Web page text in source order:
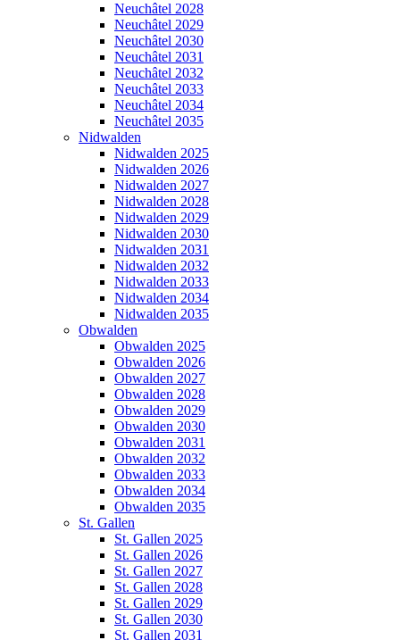
Neuchâtel 2028
Neuchâtel 2029
Neuchâtel 2030
Neuchâtel 2031
Neuchâtel 2032
Neuchâtel 2033
Neuchâtel 2034
Neuchâtel 2035
Nidwalden
Nidwalden 2025
Nidwalden 2026
Nidwalden 2027
Nidwalden 2028
Nidwalden 2029
Nidwalden 2030
Nidwalden 2031
Nidwalden 2032
Nidwalden 2033
Nidwalden 2034
Nidwalden 2035
Obwalden
Obwalden 2025
Obwalden 2026
Obwalden 2027
Obwalden 2028
Obwalden 2029
Obwalden 2030
Obwalden 2031
Obwalden 2032
Obwalden 2033
Obwalden 2034
Obwalden 2035
St. Gallen
St. Gallen 2025
St. Gallen 2026
St. Gallen 2027
St. Gallen 2028
St. Gallen 2029
St. Gallen 2030
St. Gallen 2031